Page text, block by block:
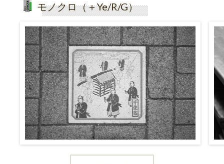
モノクロ（＋Ye/R/G）